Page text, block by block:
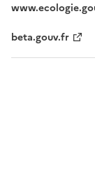
beta.gouv.fr